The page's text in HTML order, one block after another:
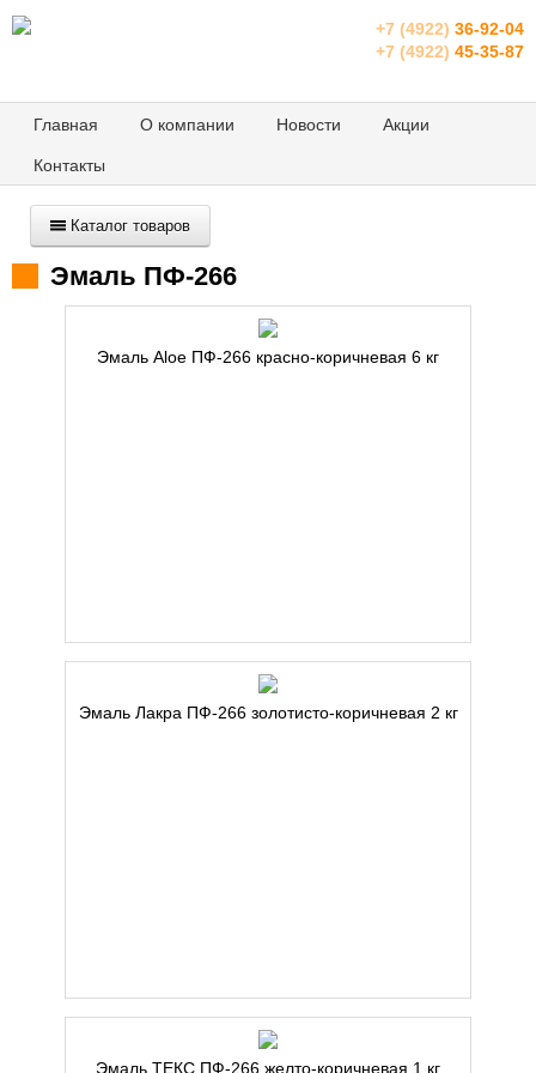
+7 (4922) 36-92-04
+7 (4922) 45-35-87
Главная О компании Новости Акции
Контакты
Каталог товаров
Эмаль ПФ-266
Эмаль Aloe ПФ-266 красно-коричневая 6 кг
Эмаль Лакра ПФ-266 золотисто-коричневая 2 кг
Эмаль ТЕКС ПФ-266 желто-коричневая 1 кг